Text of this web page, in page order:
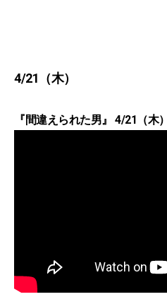
4/21（木）
『間違えられた男』 4/21（木